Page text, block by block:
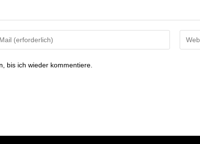
bis ich wieder kommentiere.